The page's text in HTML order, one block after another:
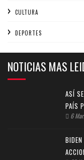
CULTURA
DEPORTES
NOTICIAS MAS
ASÍ
PAÍS
6